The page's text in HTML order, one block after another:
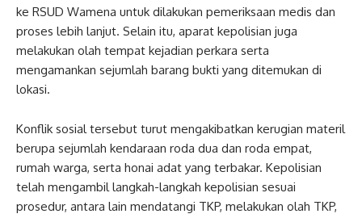
ke RSUD Wamena untuk dilakukan pemeriksaan medis dan
proses lebih lanjut. Selain itu, aparat kepolisian juga
melakukan olah tempat kejadian perkara serta
mengamankan sejumlah barang bukti yang ditemukan di
lokasi.
Konflik sosial tersebut turut mengakibatkan kerugian materil
berupa sejumlah kendaraan roda dua dan roda empat,
rumah warga, serta honai adat yang terbakar. Kepolisian
telah mengambil langkah-langkah kepolisian sesuai
prosedur, antara lain mendatangi TKP, melakukan olah TKP,